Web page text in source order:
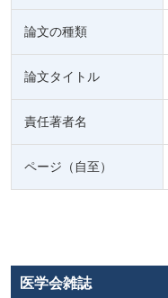
論文の種類
論文タイトル
責任著者名
ページ（自至）
医学会雑誌